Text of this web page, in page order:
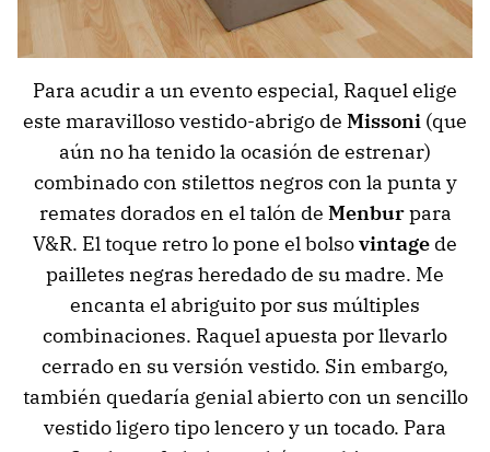
Para acudir a un evento especial, Raquel elige
este maravilloso vestido-abrigo de Missoni (que
aún no ha tenido la ocasión de estrenar)
combinado con stilettos negros con la punta y
remates dorados en el talón de Menburpara
V&R. El toque retro lo pone el bolsovintage de
pailletes negras heredado de su madre. Me
encanta el abriguito por sus múltiples
combinaciones. Raquel apuesta por llevarlo
cerrado en su versión vestido. Sin embargo,
también quedaría genial abierto con un sencillo
vestido ligero tipo lencero y un tocado. Para